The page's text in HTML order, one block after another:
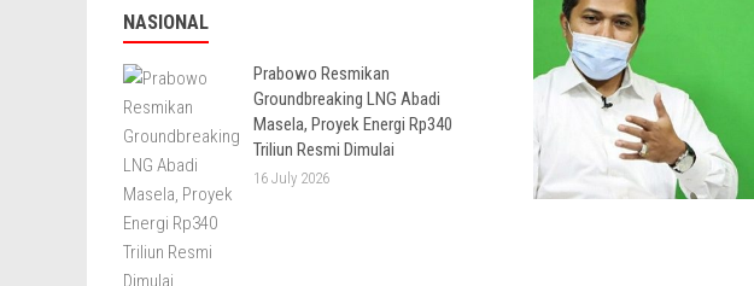
NASIONAL
Prabowo Resmikan
Groundbreaking LNG Abadi
Masela, Proyek Energi Rp340
Triliun Resmi Dimulai
16 July 2026